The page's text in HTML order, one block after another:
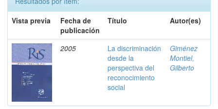
Vista previa
Fecha de
publicación
Título Autor(es)
2005
La discriminación
desde la
perspectiva del
reconocimiento
social
Giménez
Montiel,
Gilberto